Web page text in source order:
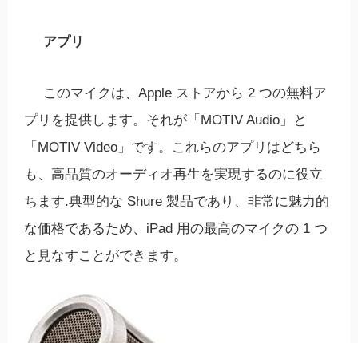
アプリ
このマイクは、Apple ストアから 2 つの無料ア
プリを提供します。それが「MOTIV Audio」と
「MOTIV Video」です。これらのアプリはどちら
も、高品質のオーディオ再生を実現するのに役立
ちます.典型的な Shure 製品であり、非常に魅力的
な価格であるため、iPad 用の最高のマイクの 1 つ
と見なすことができます。